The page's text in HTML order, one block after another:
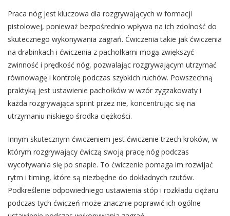
Praca nóg jest kluczowa dla rozgrywających w formacji
pistolowej, ponieważ bezpośrednio wpływa na ich zdolność do
skutecznego wykonywania zagrań. Ćwiczenia takie jak ćwiczenia
na drabinkach i ćwiczenia z pachołkami mogą zwiększyć
zwinność i prędkość nóg, pozwalając rozgrywającym utrzymać
równowagę i kontrolę podczas szybkich ruchów. Powszechną
praktyką jest ustawienie pachołków w wzór zygzakowaty i
każda rozgrywająca sprint przez nie, koncentrując się na
utrzymaniu niskiego środka ciężkości.
Innym skutecznym ćwiczeniem jest ćwiczenie trzech kroków, w
którym rozgrywający ćwiczą swoją pracę nóg podczas
wycofywania się po snapie. To ćwiczenie pomaga im rozwijać
rytm i timing, które są niezbędne do dokładnych rzutów.
Podkreślenie odpowiedniego ustawienia stóp i rozkładu ciężaru
podczas tych ćwiczeń może znacznie poprawić ich ogólne